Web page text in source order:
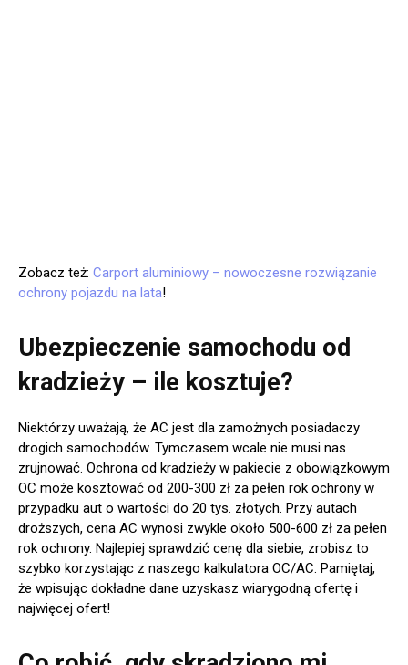
Zobacz też: Carport aluminiowy – nowoczesne rozwiązanie
ochrony pojazdu na lata!
Ubezpieczenie samochodu od
kradzieży – ile kosztuje?
Niektórzy uważają, że AC jest dla zamożnych posiadaczy
drogich samochodów. Tymczasem wcale nie musi nas
zrujnować. Ochrona od kradzieży w pakiecie z obowiązkowym
OC może kosztować od 200-300 zł za pełen rok ochrony w
przypadku aut o wartości do 20 tys. złotych. Przy autach
droższych, cena AC wynosi zwykle około 500-600 zł za pełen
rok ochrony. Najlepiej sprawdzić cenę dla siebie, zrobisz to
szybko korzystając z naszego kalkulatora OC/AC. Pamiętaj,
że wpisując dokładne dane uzyskasz wiarygodną ofertę i
najwięcej ofert!